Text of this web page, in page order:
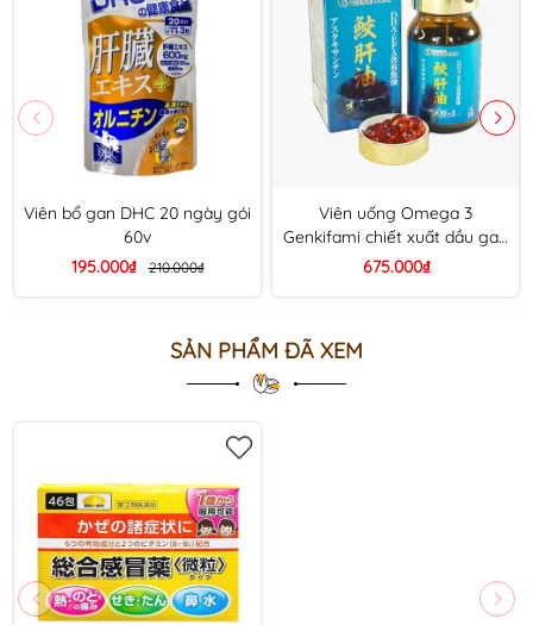
Viên bổ gan DHC 20 ngày gói
60v
195.000₫
210.000₫
Viên uống Omega 3
Genkifami chiết xuất dầu gan
cá hộp 90v
675.000₫
SẢN PHẨM ĐÃ XEM